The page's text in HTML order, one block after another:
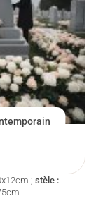
; stèle :